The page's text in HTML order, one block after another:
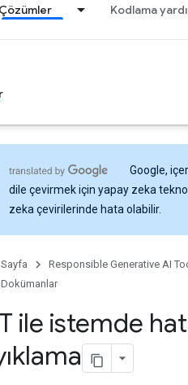
Çözümler Kodlama
Google,
dile çevirmek için yapay zeka
zeka çevirilerinde hata olabilir.
Responsible Generative AI
Dokümanlar
ile istemde